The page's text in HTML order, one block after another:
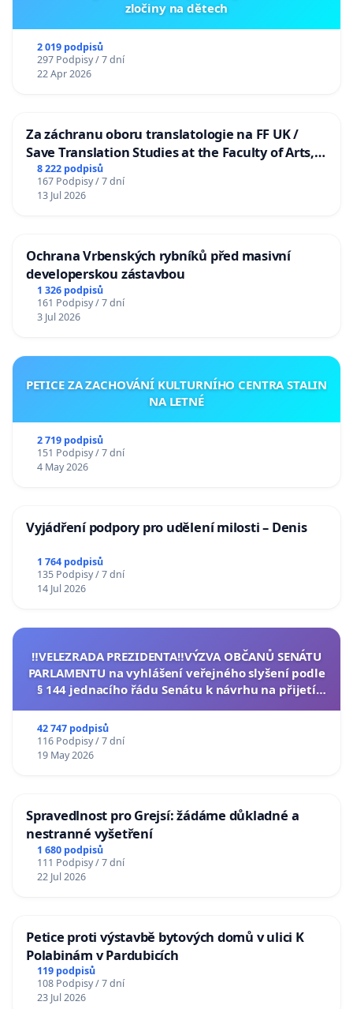
zločiny na dětech
2 019 podpisů
297 Podpisy / 7 dní
22 Apr 2026
Za záchranu oboru translatologie na FF UK /
Save Translation Studies at the Faculty of Arts,
Charles University
8 222 podpisů
167 Podpisy / 7 dní
13 Jul 2026
Ochrana Vrbenských rybníků před masivní
developerskou zástavbou
1 326 podpisů
161 Podpisy / 7 dní
3 Jul 2026
PETICE ZA ZACHOVÁNÍ KULTURNÍHO CENTRA STALIN
NA LETNÉ
2 719 podpisů
151 Podpisy / 7 dní
4 May 2026
Vyjádření podpory pro udělení milosti – Denis
1 764 podpisů
135 Podpisy / 7 dní
14 Jul 2026
‼️VELEZRADA PREZIDENTA‼️VÝZVA OBČANŮ SENÁTU
PARLAMENTU na vyhlášení veřejného slyšení podle
§ 144 jednacího řádu Senátu k návrhu na přijetí
42 747 podpisů
116 Podpisy / 7 dní
19 May 2026
Spravedlnost pro Grejsí: žádáme důkladné a
nestranné vyšetření
1 680 podpisů
111 Podpisy / 7 dní
22 Jul 2026
Petice proti výstavbě bytových domů v ulici K
Polabinám v Pardubicích
119 podpisů
108 Podpisy / 7 dní
23 Jul 2026